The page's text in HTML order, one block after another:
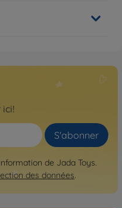
ici!
S'abonner
de Jada Toys.
des données.